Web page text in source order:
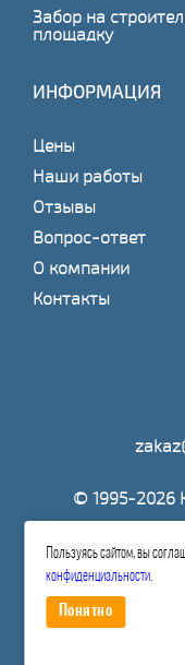
Забор на
площадку
ИНФОРМАЦИЯ
Цены
Наши работы
Отзывы
Вопрос-ответ
О компании
Контакты
© 1995-2026
Пользуясь сайтом, вы
конфиденциальности.
Понятно